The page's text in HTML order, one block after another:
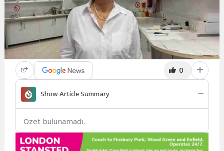
0
Show Article Summary
Özet bulunamadı.